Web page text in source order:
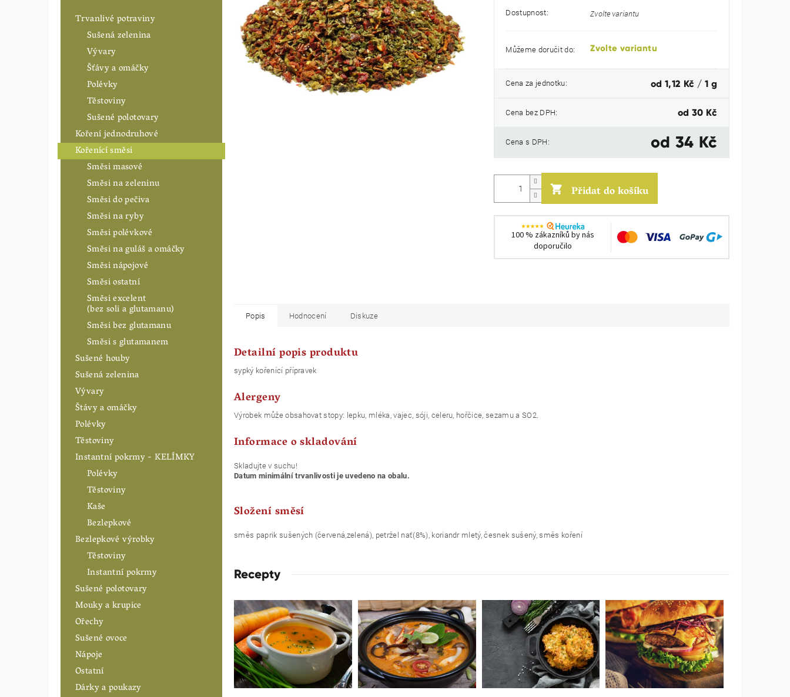
Trvanlivé potraviny
Sušená zelenina
Vývary
Šťávy a omáčky
Polévky
Těstoviny
Sušené polotovary
Koření jednodruhové
Kořenící směsi
Směsi masové
Směsi na zeleninu
Směsi do pečiva
Směsi na ryby
Směsi polévkové
Směsi na guláš a omáčky
Směsi nápojové
Směsi ostatní
Směsi excelent
(bez soli a glutamanu)
Směsi bez glutamanu
Směsi s glutamanem
Sušené houby
Sušená zelenina
Vývary
Štávy a omáčky
Polévky
Těstoviny
Instantní pokrmy - KELÍMKY
Polévky
Těstoviny
Kaše
Bezlepkové
Bezlepkové výrobky
Těstoviny
Instantní pokrmy
Sušené polotovary
Mouky a krupice
Ořechy
Sušené ovoce
Nápoje
Ostatní
Dárky a poukazy
Dostupnost: Zvolte variantu
Můžeme doručit do: Zvolte variantu
Cena za jednotku:
Měrná
od 1,12 Kč / 1 g
Cena bez DPH: od30 Kč
Cena s DPH: od 34 Kč
Přidat do košíku
100 % zákazníků by nás
doporučilo
Popis Hodnocení Diskuze
Detailní popis produktu
sypký kořenící přípravek
Alergeny
Výrobek může obsahovat stopy: lepku, mléka, vajec, sóji, celeru, hořčice, sezamu a SO2.
Informace o skladování
Skladujte v suchu!
Datum minimální trvanlivosti je uvedeno na obalu.
Složení směsí
směs paprik sušených (červená,zelená), petržel nať(8%), koriandr mletý, česnek sušený, směs koření
Recepty